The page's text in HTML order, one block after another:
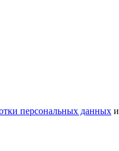
персональных данных и